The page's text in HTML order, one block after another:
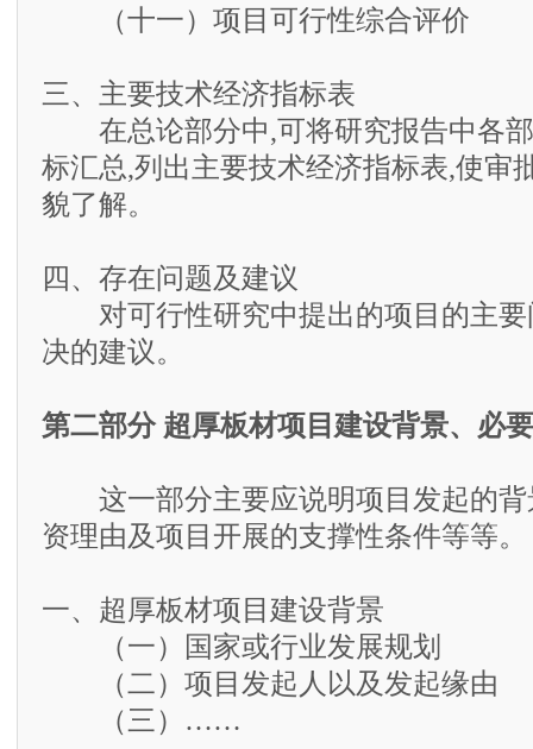
（十一）项目可行性综合评价
三、主要技术经济指标表
在总论部分中,可将研究报告中各部
标汇总,列出主要技术经济指标表,使审
貌了解。
四、存在问题及建议
对可行性研究中提出的项目的主要
决的建议。
第二部分 超厚板材项目建设背景、必
这一部分主要应说明项目发起的背
资理由及项目开展的支撑性条件等等。
一、超厚板材项目建设背景
（一）国家或行业发展规划
（二）项目发起人以及发起缘由
（三）……